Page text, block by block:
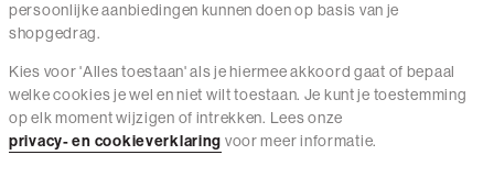
Van maandag t/m vrijdag van 8.30 uur tot 18.00 uur.
Service
Wij zijn The Sting
persoonlijke aanbiedingen kunnen doen op basis van je
shopgedrag.
Kies voor 'Alles toestaan' als je hiermee akkoord gaat of bepaal
welke cookies je wel en niet wilt toestaan. Je kunt je toestemming
op elk moment wijzigen of intrekken. Lees onze
privacy- en cookieverklaring voor meer informatie.